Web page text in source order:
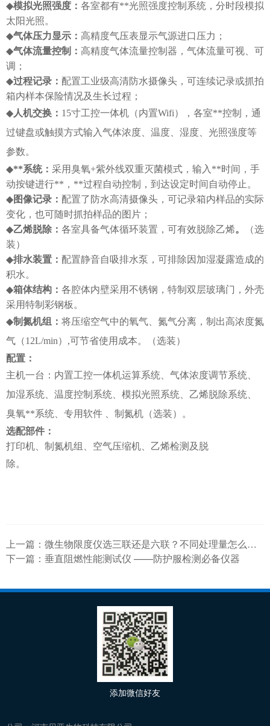
◆模拟光照强度： 各室都有**光照强度控制系统，分时段模拟
太阳光照。
◆气体压力显示： 高精度气压表显示气源进口压力；
◆气体流量控制： 高精度气体流量控制器，气体流量可视、可
调；
◆过程记录： 配置工业级高清防水摄像头，可连续记录或抓拍
箱内样本保险情况及生长过程；
◆人机交换： 15寸工控一体机（内置Wifi）， 各室**控制，通
过键盘或触摸方式输入气体浓度、温度、湿度、光照强度等
参数。
◆**系统： 采用臭氧+紫外线双重灭菌模式 ，输入**时间，手
动按键进行**，**过程自动控制，到达设定时间自动停止。
◆图像记录： 配置了防水高清摄像头，可记录箱内样品的实际
变化，也可随时抓拍样品的图片；
◆乙烯脱除： 各室具备气体循环装置，可有效脱除乙烯。
（选
装）
◆排水装置： 配置静音自吸排水泵，可排除因加湿凝露造成的
积水。
◆箱体结构： 各腔体内壁采用不锈钢，特制双层玻璃门，外壳
采用特制彩钢板。
◆制氮机组： 将压缩空气中的氧气、氮气分离，制出高浓度氮
气（12L/min）,可节省使用成本。（选装）
配置 ：
主机一台：内置工控一体机运算系统、气体浓度调节系统、
加湿系统、温度控制系统、模拟光照系统、乙烯脱除系统、
臭氧**系统、专用软件 、制氮机（选装）。
选配部件 ：
打印机、制氮机组、空气压缩机、乙烯检测及脱
除。
上一篇： 微生物限度仪选三联还是六联？不同处理量怎么匹配？贝亚生物生产厂家来给您支招
下一篇： 垂直阻燃性能测试仪 ——防护服检测必备仪器
添加微信好友